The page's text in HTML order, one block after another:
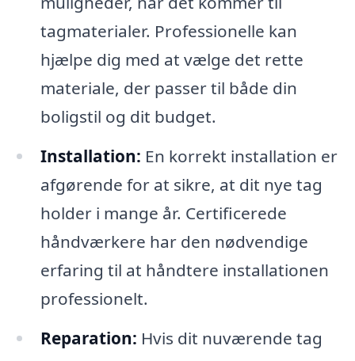
tagmaterialer. Professionelle kan
hjælpe dig med at vælge det rette
materiale, der passer til både din
boligstil og dit budget.
Installation: En korrekt installation er
afgørende for at sikre, at dit nye tag
holder i mange år. Certificerede
håndværkere har den nødvendige
erfaring til at håndtere installationen
professionelt.
Reparation: Hvis dit nuværende tag